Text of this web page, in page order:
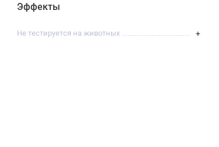
Эффекты
Не тестируется на животных +